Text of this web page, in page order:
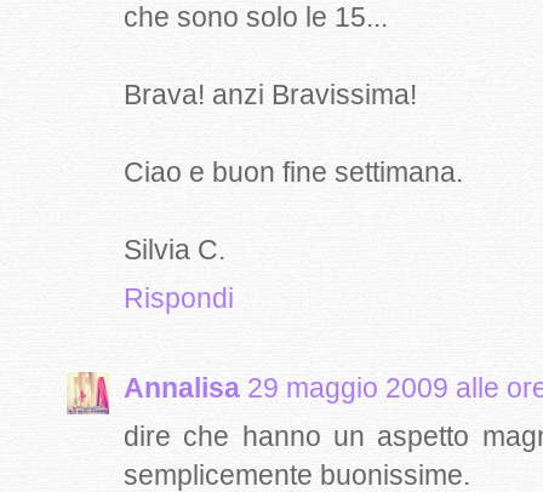
che sono solo le 15...
Brava! anzi Bravissima!
Ciao e buon fine settimana.
Silvia C.
Rispondi
Annalisa 29 maggio 2009 alle
dire che hanno un aspetto
semplicemente buonissime.